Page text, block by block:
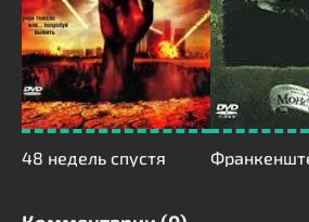
48 недель спустя